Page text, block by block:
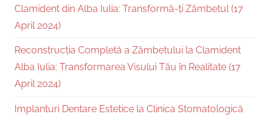
Clamident din Alba Iulia: Transformă-ți Zâmbetul (17
April 2024)
Reconstrucția Completă a Zâmbetului la Clamident
Alba Iulia: Transformarea Visului Tău în Realitate (17
April 2024)
Implanturi Dentare Estetice la Clinica Stomatologică